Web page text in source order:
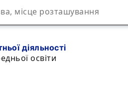
діяльності
освіти